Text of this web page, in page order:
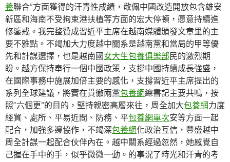
養聯合”方面獲得的汗青性成績，敬佩中國改造開放包含雄安
新區和海南不受拘束港扶植等方面的宏大停頓，愿意持續進
修鑒戒。我完整贊成習近平主席在越南媒體頒發文章里的主
要不雅點。不竭加大力度越中關系是越南黨和當局的甲等優
先和計謀選擇，也是越南國女大生包養俱樂部民的激烈期
盼。越方保持奉行一個中國政策，支撐中國持續成長強盛，
在國際事務中施展加倍主要的感化，支撐習近平主席提出的
系列全球建議，將實在貫徹兩黨包養網總書記主要共鳴，按
照“六個更”的目的，堅持親密高層來往，周全加大包養網力度
經貿、處所、平易近間、防務、平包養網單次安等方面一起
配合，加強多邊協作，不竭深包養網化政治互信，豐盛越中
周全計謀一起配合伙伴內在。越中關系經過忽然，她感覺自
己握在手中的手，似乎微微一動。的事況了時光和汗青的考